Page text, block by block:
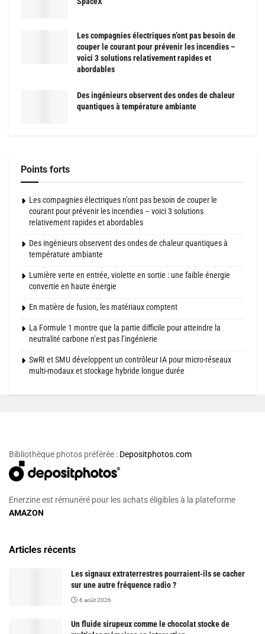
Les compagnies électriques n’ont pas besoin de
couper le courant pour prévenir les incendies –
voici 3 solutions relativement rapides et
abordables
Des ingénieurs observent des ondes de chaleur
quantiques à température ambiante
Points forts
Les compagnies électriques n’ont pas besoin de couper le
courant pour prévenir les incendies – voici 3 solutions
relativement rapides et abordables
Des ingénieurs observent des ondes de chaleur quantiques à
température ambiante
Lumière verte en entrée, violette en sortie : une faible énergie
convertie en haute énergie
En matière de fusion, les matériaux comptent
La Formule 1 montre que la partie difficile pour atteindre la
neutralité carbone n’est pas l’ingénierie
SwRI et SMU développent un contrôleur IA pour micro-réseaux
multi-modaux et stockage hybride longue durée
Bibliothèque photos préférée : Depositphotos.com
Enerzine est rémunéré pour les achats éligibles à la plateforme
AMAZON
Articles récents
Les signaux extraterrestres pourraient-ils se cacher
sur une autre fréquence radio ?
6 août 2026
Un fluide sirupeux comme le chocolat stocke de